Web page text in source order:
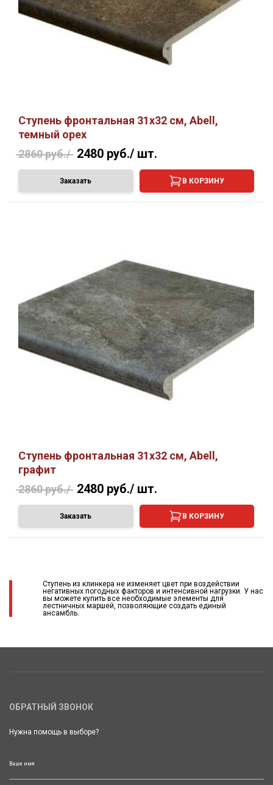
Ступень фронтальная 31х32 см, Abell,
темный орех
2860 руб./ 2480 руб./ шт.
Заказать В КОРЗИНУ
Ступень фронтальная 31х32 см, Abell,
графит
2860 руб./ 2480 руб./ шт.
Заказать В КОРЗИНУ
Ступень из клинкера не изменяет цвет при воздействии
негативных погодных факторов и интенсивной нагрузки. У нас
вы можете купить все необходимые элементы для
лестничных маршей, позволяющие создать единый
ансамбль.
ОБРАТНЫЙ ЗВОНОК
Нужна помощь в выборе?
Ваше имя